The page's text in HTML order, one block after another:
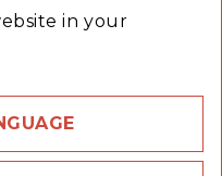
in your
de
ses
mêmes pour des
à travers divers